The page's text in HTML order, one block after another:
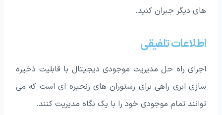
های دیگر جبران کنید.
اطلاعات تلفیقی
اجرای راه حل مدیریت موجودی دیجیتال با قابلیت ذخیره
سازی ابری راهی برای رستوران های زنجیره ای است که می
توانند تمام موجودی خود را با یک نگاه مدیریت کنند.